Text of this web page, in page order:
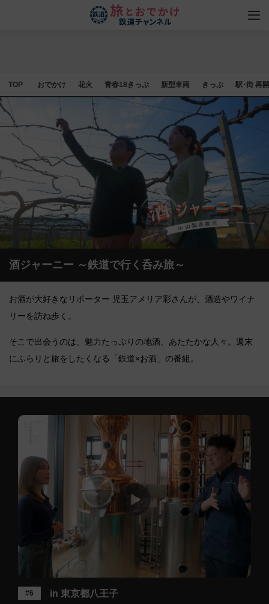
TOP おでかけ 花火 青春18きっぷ 新型車両 きっぷ 駅･街 再
酒ジャーニー ～鉄道で行く呑み旅～
お酒が大好きなリポーター 児玉アメリア彩さんが、酒造やワイナ
リーを訪ね歩く。
そこで出会うのは、魅力たっぷりの地酒、あたたかな人々。週末
にふらりと旅をしたくなる「鉄道×お酒」の番組。
#6 in 東京都八王子